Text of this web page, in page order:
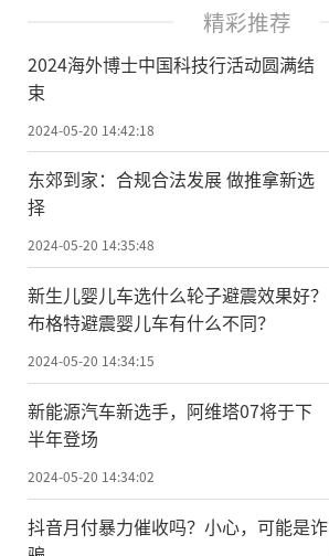
精彩推荐
2024海外博士中国科技行活动圆满结
束
2024-05-20 14:42:18
东郊到家：合规合法发展 做推拿新选
择
2024-05-20 14:35:48
新生儿婴儿车选什么轮子避震效果好？
布格特避震婴儿车有什么不同？
2024-05-20 14:34:15
新能源汽车新选手，阿维塔07将于下
半年登场
2024-05-20 14:34:02
抖音月付暴力催收吗？小心，可能是诈